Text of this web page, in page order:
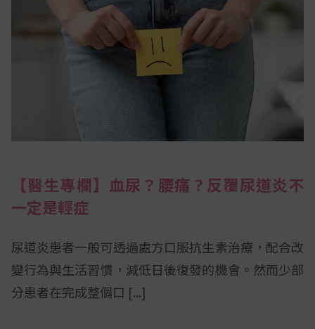
【醫生專欄】血尿？腰痛？反覆尿道炎不
一定是輕症
尿道炎患者一般可透過處方口服抗生素治療，配合改
變行為與生活習慣，減低日後復發的機會。然而少部
分患者在完成整個口